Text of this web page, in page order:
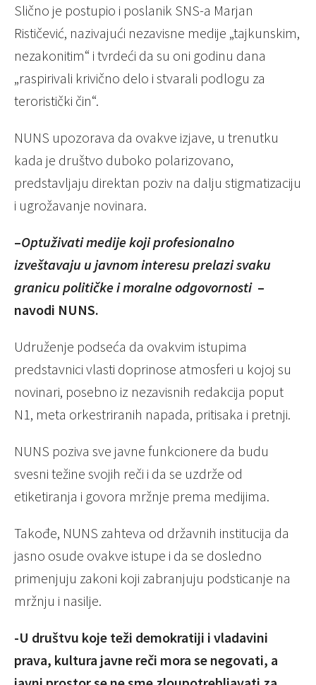
Slično je postupio i poslanik SNS-a Marjan
Rističević, nazivajući nezavisne medije „tajkunskim,
nezakonitim“ i tvrdeći da su oni godinu dana
„raspirivali krivično delo i stvarali podlogu za
teroristički čin“.
NUNS upozorava da ovakve izjave, u trenutku
kada je društvo duboko polarizovano,
predstavljaju direktan poziv na dalju stigmatizaciju
i ugrožavanje novinara.
–Optuživati medije koji profesionalno
izveštavaju u javnom interesu prelazi svaku
granicu političke i moralne odgovornosti –
navodi NUNS.
Udruženje podseća da ovakvim istupima
predstavnici vlasti doprinose atmosferi u kojoj su
novinari, posebno iz nezavisnih redakcija poput
N1, meta orkestriranih napada, pritisaka i pretnji.
NUNS poziva sve javne funkcionere da budu
svesni težine svojih reči i da se uzdrže od
etiketiranja i govora mržnje prema medijima.
Takođe, NUNS zahteva od državnih institucija da
jasno osude ovakve istupe i da se dosledno
primenjuju zakoni koji zabranjuju podsticanje na
mržnju i nasilje.
-U društvu koje teži demokratiji i vladavini
prava, kultura javne reči mora se negovati, a